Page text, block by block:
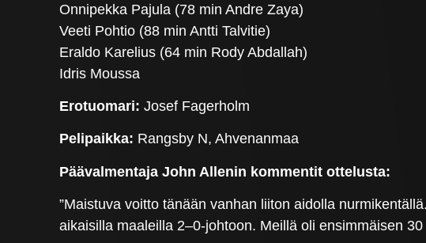
Onnipekka Pajula (78 min Andre Zaya)
Veeti Pohtio (88 min Antti Talvitie)
Eraldo Karelius (64 min Rody Abdallah)
Idris Moussa
Erotuomari:Josef Fagerholm
Pelipaikka: Rangsby N, Ahvenanmaa
Päävalmentaja John Allenin kommentit ottelusta:
”Maistuva voitto tänään vanhan liiton aidolla
aikaisilla maaleilla 2–0-johtoon. Meillä oli ensimmäisen